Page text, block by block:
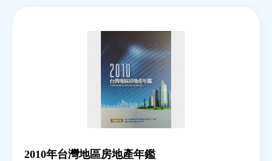
2010年台灣地區房地產年鑑